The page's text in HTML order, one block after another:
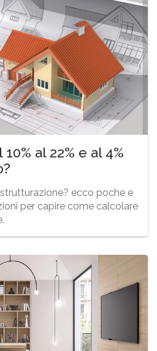
al 22% e al 4%
ecco poche e
per capire come calcolare